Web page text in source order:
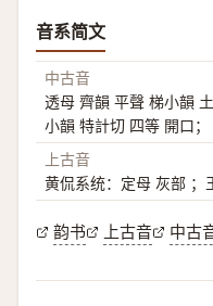
音系简文
中古音
透母 齊韻 平聲 梯小韻
小韻 特計切 四等 開口；
上古音
黄侃系统：定母 灰部 ；
韵书 上古音 中古